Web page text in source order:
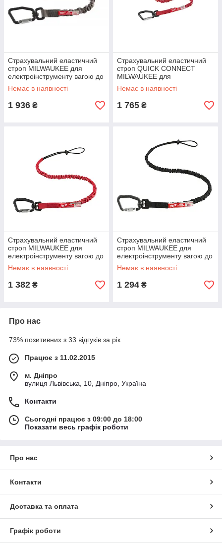
Страхувальний еластичний
строп MILWAUKEE для
електроінструменту вагою до
15 кг
Немає в наявності
1 936 ₴
Страхувальний еластичний
строп QUICK CONNECT
MILWAUKEE для
електроінструменту вагою до
4.5 кг
Немає в наявності
1 765 ₴
Страхувальний еластичний
строп MILWAUKEE для
електроінструменту вагою до
4.5 кг
Немає в наявності
1 382 ₴
Страхувальний еластичний
строп MILWAUKEE для
електроінструменту вагою до
6.8 кг
Немає в наявності
1 294 ₴
Про нас
73% позитивних з 33 відгуків за рік
Працює з 11.02.2015
м. Дніпро
вулиця Львівська, 10, Дніпро, Україна
Контакти
Сьогодні працює з 09:00 до 18:00
Показати весь графік роботи
Про нас
Контакти
Доставка та оплата
Графік роботи